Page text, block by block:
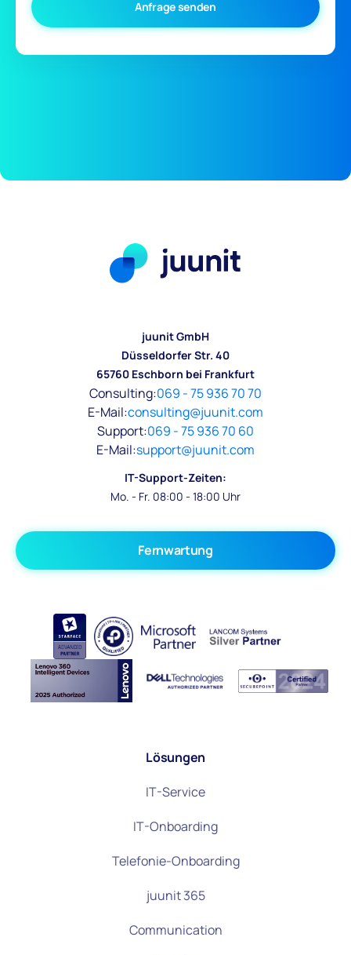
juunit GmbH
Düsseldorfer Str. 40
65760 Eschborn bei Frankfurt
Consulting:069 - 75 936 70 70
E-Mail:consulting@juunit.com
Support:069 - 75 936 70 60
E-Mail:support@juunit.com
IT-Support-Zeiten:
Mo. - Fr. 08:00 - 18:00 Uhr
Fernwartung
Lösungen
IT-Onboarding
Telefonie-Onboarding
IT-Service
juunit 365
Communication